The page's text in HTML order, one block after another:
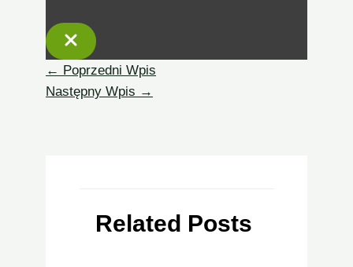
← Poprzedni Wpis
Następny Wpis →
Related Posts